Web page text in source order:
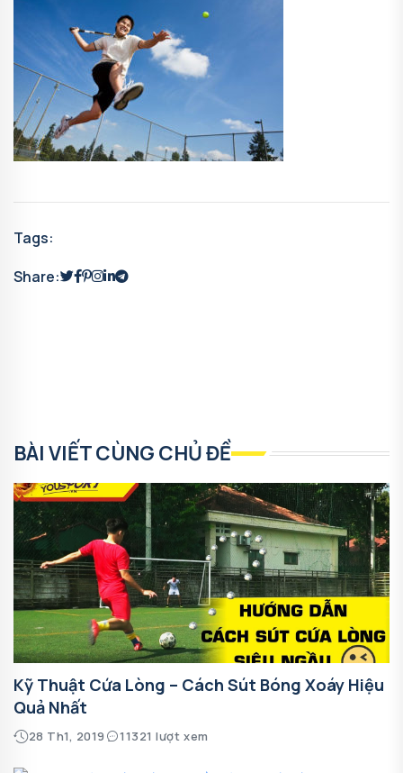
Tags:
Share:
BÀI VIẾT CÙNG CHỦ ĐỀ
Kỹ Thuật Cứa Lòng – Cách Sút Bóng Xoáy Hiệu
Quả Nhất
28 Th1, 2019 11321 lượt xem